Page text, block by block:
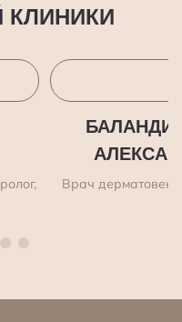
КЛИНИКИ
Врач